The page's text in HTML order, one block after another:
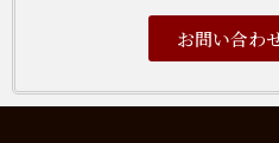
お問い合わ